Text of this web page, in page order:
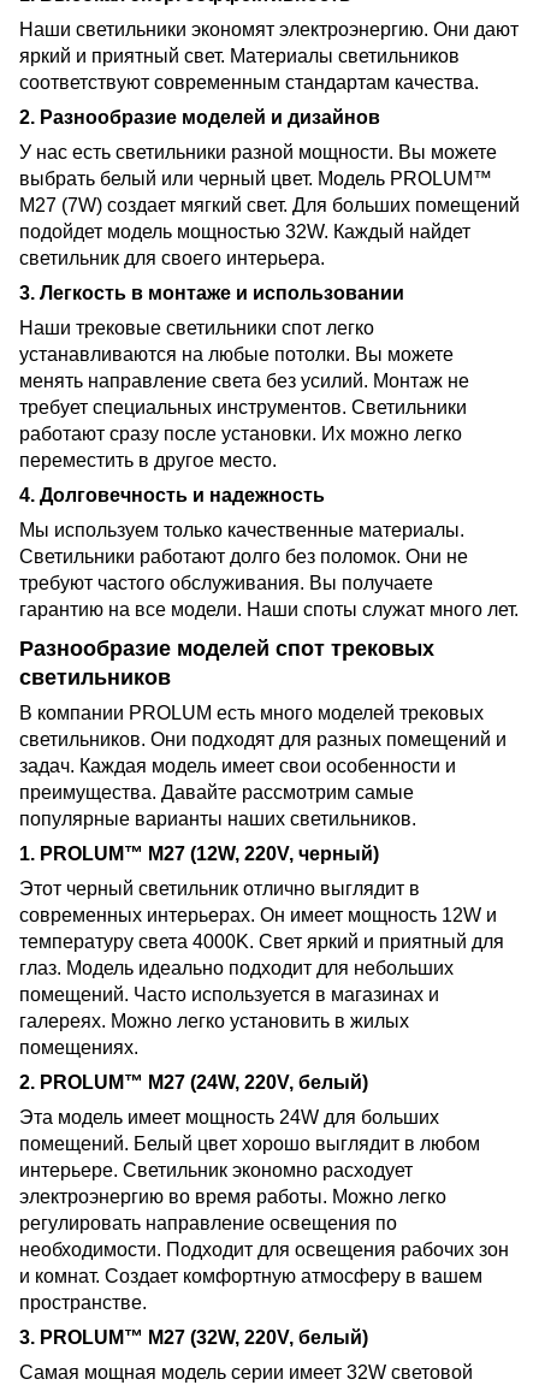
Наши светильники экономят электроэнергию. Они дают
яркий и приятный свет. Материалы светильников
соответствуют современным стандартам качества.
2. Разнообразие моделей и дизайнов
У нас есть светильники разной мощности. Вы можете
выбрать белый или черный цвет. Модель PROLUM™
M27 (7W) создает мягкий свет. Для больших помещений
подойдет модель мощностью 32W. Каждый найдет
светильник для своего интерьера.
3. Легкость в монтаже и использовании
Наши трековые светильники спот легко
устанавливаются на любые потолки. Вы можете
менять направление света без усилий. Монтаж не
требует специальных инструментов. Светильники
работают сразу после установки. Их можно легко
переместить в другое место.
4. Долговечность и надежность
Мы используем только качественные материалы.
Светильники работают долго без поломок. Они не
требуют частого обслуживания. Вы получаете
гарантию на все модели. Наши споты служат много лет.
Разнообразие моделей спот трековых
светильников
В компании PROLUM есть много моделей трековых
светильников. Они подходят для разных помещений и
задач. Каждая модель имеет свои особенности и
преимущества. Давайте рассмотрим самые
популярные варианты наших светильников.
1. PROLUM™ M27 (12W, 220V, черный)
Этот черный светильник отлично выглядит в
современных интерьерах. Он имеет мощность 12W и
температуру света 4000K. Свет яркий и приятный для
глаз. Модель идеально подходит для небольших
помещений. Часто используется в магазинах и
галереях. Можно легко установить в жилых
помещениях.
2. PROLUM™ M27 (24W, 220V, белый)
Эта модель имеет мощность 24W для больших
помещений. Белый цвет хорошо выглядит в любом
интерьере. Светильник экономно расходует
электроэнергию во время работы. Можно легко
регулировать направление освещения по
необходимости. Подходит для освещения рабочих зон
и комнат. Создает комфортную атмосферу в вашем
пространстве.
3. PROLUM™ M27 (32W, 220V, белый)
Самая мощная модель серии имеет 32W световой